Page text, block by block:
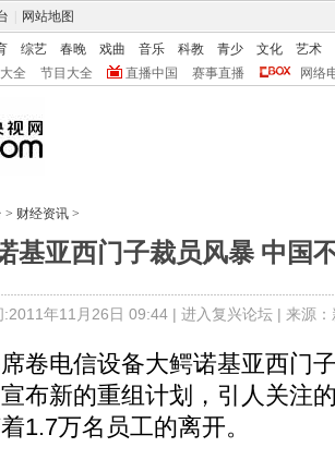
网站地图
综艺 春晚 戏曲 音乐 科教 青少 文化
艺术
全 节目大全 直播中国 赛事直播 网络
> 财经资讯 >
基亚西门子裁员风暴 中国
:2011年11月26日 09:44 | 进入复兴论坛| 来源
电信设备大鳄诺基亚西门
布新的重组计划，引人关注
1.7万名员工的离开。